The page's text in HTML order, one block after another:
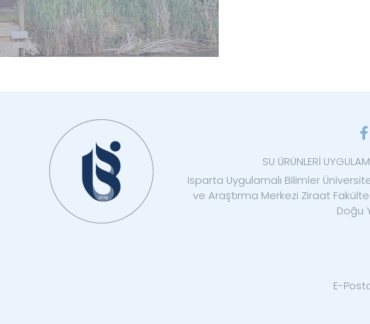
SU ÜRÜNLERİ
Isparta Uygulamalı Bilimler
ve Araştırma Merkezi Ziraat
Doğu
E-